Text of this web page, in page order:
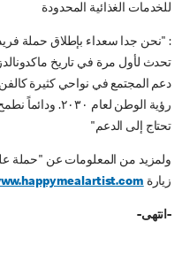
للخدمات الغذائية المحدودة
: "نحن جدا سعداء بإطلاق حملة
تحدث لأول مرة في تاريخ
دعم المجتمع في نواحي كثيرة
رؤية الوطن لعام
تحتاج إلى الدعم"
ولمزيد من المعلومات عن "حملة
زيارة
-انتهى-